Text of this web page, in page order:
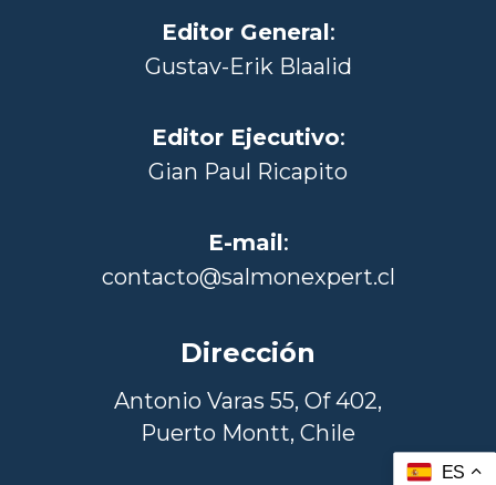
Editor General:
Gustav-Erik Blaalid
Editor Ejecutivo:
Gian Paul Ricapito
E-mail:
contacto@salmonexpert.cl
Dirección
Antonio Varas 55, Of 402,
Puerto Montt, Chile
ES